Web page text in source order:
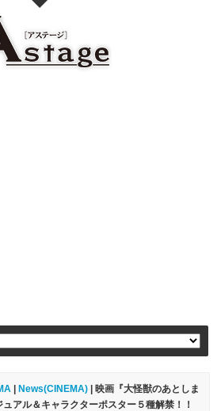
News(CINEMA) | 映画『大怪獣のあとしま
アル＆キャラクターポスター５種解禁！！